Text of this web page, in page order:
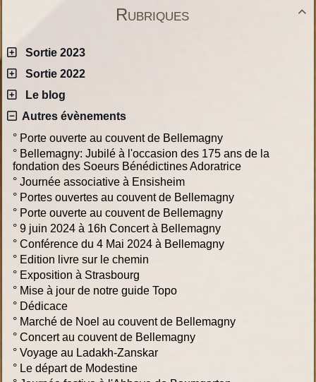

Rubriques
Sortie 2023
Sortie 2022
Le blog
Autres évènements
° Porte ouverte au couvent de Bellemagny
° Bellemagny: Jubilé à l'occasion des 175 ans de la
fondation des Soeurs Bénédictines Adoratrice
° Journée associative à Ensisheim
° Portes ouvertes au couvent de Bellemagny
° Porte ouverte au couvent de Bellemagny
° 9 juin 2024 à 16h Concert à Bellemagny
° Conférence du 4 Mai 2024 à Bellemagny
° Edition livre sur le chemin
° Exposition à Strasbourg
° Mise à jour de notre guide Topo
° Dédicace
° Marché de Noel au couvent de Bellemagny
° Concert au couvent de Bellemagny
° Voyage au Ladakh-Zanskar
° Le départ de Modestine